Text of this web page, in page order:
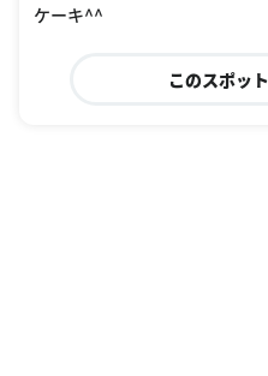
ケーキ^^
このスポッ